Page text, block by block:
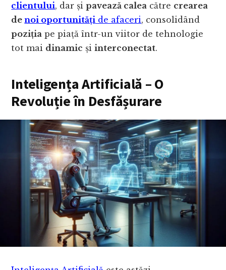
clientului, dar șipavează calea către crearea
denoi oportunități de afaceri, consolidând
poziția pe piață într-un viitor de tehnologie
tot mai dinamic șiinterconectat.
Inteligența Artificială – O
Revoluție în Desfășurare